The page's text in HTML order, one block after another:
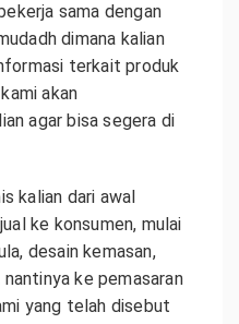
sama dengan
dimana kalian
terkait produk
akan
agar bisa segera di
kalian dari awal
ke konsumen, mulai
desain kemasan,
ke pemasaran
yang telah disebut